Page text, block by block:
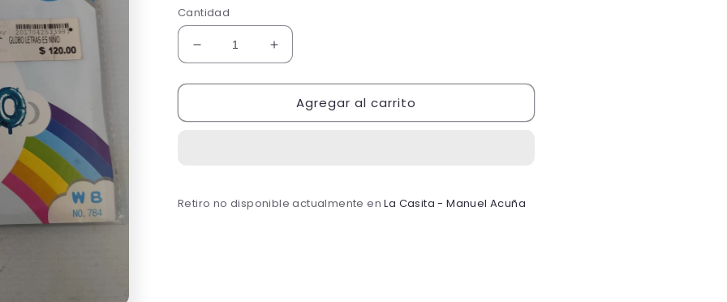
Cantidad
Reducir
cantidad
para
letras
Aumentar
cantidad
para
Globo
letras
Agregar al carrito
Retiro no disponible actualmente enLa Casita - Manuel Acuña